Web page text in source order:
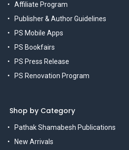
Affiliate Program
Publisher & Author Guidelines
PS Mobile Apps
PS Bookfairs
PS Press Release
PS Renovation Program
Shop by Category
Pathak Shamabesh Publications
New Arrivals